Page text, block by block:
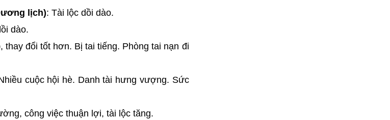
lịch): Tài lộc dồi dào.
dào.
thay đổi tốt hơn. Bị tai tiếng. Phòng tai nạn đi
cuộc hội hè. Danh tài hưng vượng. Sức
công việc thuận lợi, tài lộc tăng.